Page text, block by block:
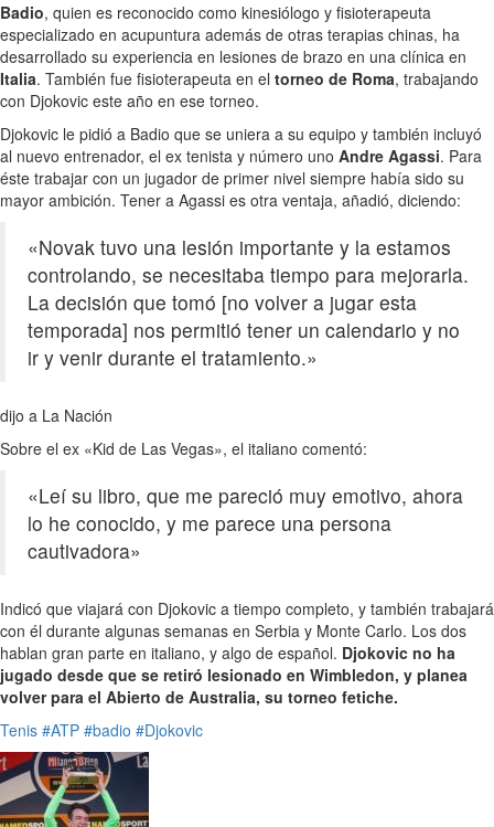
Badio, quien es reconocido como kinesiólogo y fisioterapeuta
especializado en acupuntura además de otras terapias chinas, ha
desarrollado su experiencia en lesiones de brazo en una clínica en
Italia. También fue fisioterapeuta en el torneo de Roma, trabajando
con Djokovic este año en ese torneo.
Djokovic le pidió a Badio que se uniera a su equipo y también incluyó
al nuevo entrenador, el ex tenista y número uno Andre Agassi. Para
éste trabajar con un jugador de primer nivel siempre había sido su
mayor ambición. Tener a Agassi es otra ventaja, añadió, diciendo:
«Novak tuvo una lesión importante y la estamos
controlando, se necesitaba tiempo para mejorarla.
La decisión que tomó [no volver a jugar esta
temporada] nos permitió tener un calendario y no
ir y venir durante el tratamiento.»
dijo a La Nación
Sobre el ex «Kid de Las Vegas», el italiano comentó:
«Leí su libro, que me pareció muy emotivo, ahora
lo he conocido, y me parece una persona
cautivadora»
Indicó que viajará con Djokovic a tiempo completo, y también trabajará
con él durante algunas semanas en Serbia y Monte Carlo. Los dos
hablan gran parte en italiano, y algo de español. Djokovic no ha
jugado desde que se retiró lesionado en Wimbledon, y planea
volver para el Abierto de Australia, su torneo fetiche.
Tenis #ATP #badio #Djokovic